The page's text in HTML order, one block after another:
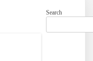
Search